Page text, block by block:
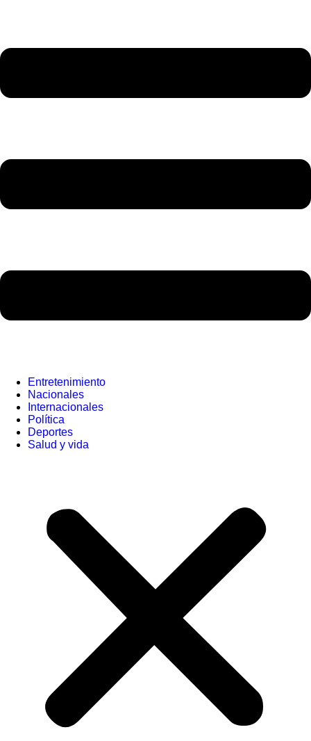
Entretenimiento
Nacionales
Internacionales
Política
Deportes
Salud y vida